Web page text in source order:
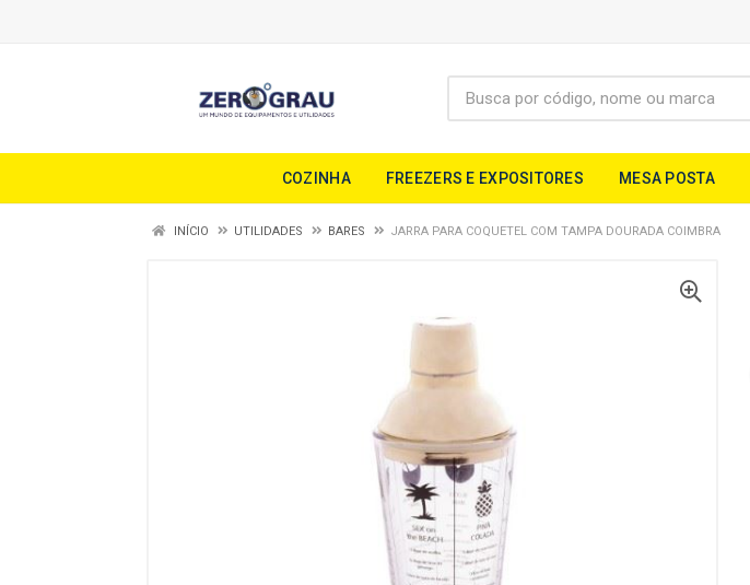
COZINHA FREEZERS E EXPOSITORES MESA POSTA
INÍCIO UTILIDADES BARES JARRA PARA COQUETEL COM TAMPA DOURADA COIMBRA